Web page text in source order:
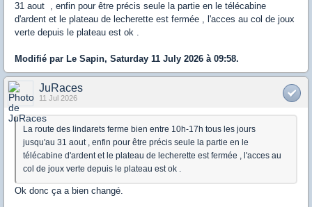
31 aout , enfin pour être précis seule la partie en le télécabine
d'ardent et le plateau de lecherette est fermée , l'acces au col de joux
verte depuis le plateau est ok .
Modifié par Le Sapin, Saturday 11 July 2026 à 09:58.
JuRaces
11 Jul 2026
La route des lindarets ferme bien entre 10h-17h tous les jours
jusqu'au 31 aout , enfin pour être précis seule la partie en le
télécabine d'ardent et le plateau de lecherette est fermée , l'acces au
col de joux verte depuis le plateau est ok .
Ok donc ça a bien changé.